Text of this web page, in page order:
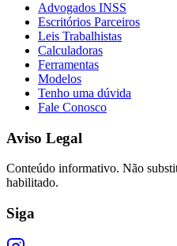
Advogados INSS
Escritórios Parceiros
Leis Trabalhistas
Calculadoras
Ferramentas
Modelos
Tenho uma dúvida
Fale Conosco
Aviso Legal
Conteúdo informativo. Não
habilitado.
Siga